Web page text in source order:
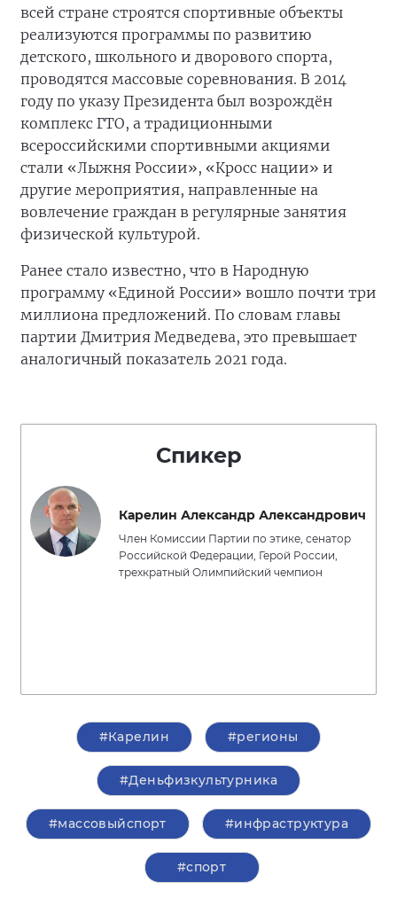
всей стране строятся спортивные объекты
реализуются программы по развитию
детского, школьного и дворового спорта,
проводятся массовые соревнования. В 2014
году по указу Президента был возрождён
комплекс ГТО, а традиционными
всероссийскими спортивными акциями
стали «Лыжня России», «Кросс нации» и
другие мероприятия, направленные на
вовлечение граждан в регулярные занятия
физической культурой.
Ранее стало известно, что в Народную
программу «Единой России» вошло почти три
миллиона предложений. По словам главы
партии Дмитрия Медведева, это превышает
аналогичный показатель 2021 года.
Спикер
Карелин Александр Александрович
Член Комиссии Партии по этике, сенатор
Российской Федерации, Герой России,
трехкратный Олимпийский чемпион
#Карелин #регионы
#Деньфизкультурника
#массовыйспорт #инфраструктура
#спорт